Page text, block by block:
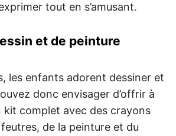
tout en s’amusant.
et de peinture
les enfants adorent dessiner et
donc envisager d’offrir à
complet avec des crayons
de la peinture et du